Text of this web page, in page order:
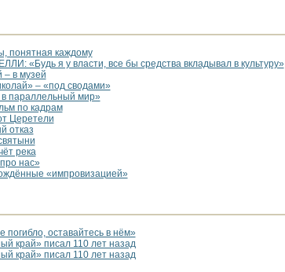
понятная каждому
«Будь я у власти, все бы средства вкладывал в культуру»
– в музей
– «под сводами»
параллельный мир»
по кадрам
Церетели
отказ
река
нас»
«импровизацией»
погибло, оставайтесь в нём»
край» писал 110 лет назад
край» писал 110 лет назад